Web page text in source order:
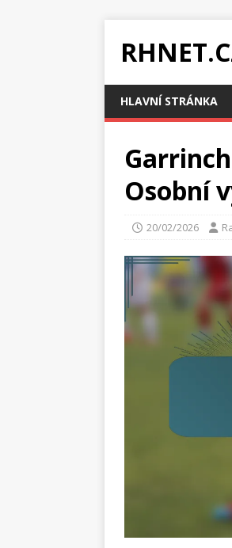
HLAVNÍ STRÁNKA
Osobní
20/02/2026